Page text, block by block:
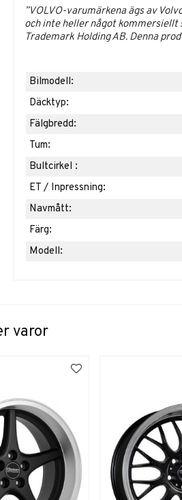
”VOLVO-varumärkena ägs av
och inte heller något kommersiellt
Trademark Holding AB. Denna
Bilmodell:
Däcktyp:
Fälgbredd:
Tum:
Bultcirkel :
ET / Inpressning:
Navmått:
Färg:
Modell:
varor